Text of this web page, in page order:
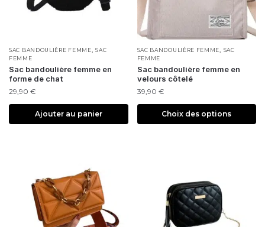
SAC BANDOULIÈRE FEMME,SAC
FEMME
Sac bandoulière femme en
forme de chat
29,90 €
Ajouter au panier
SAC BANDOULIÈRE FEMME, SAC
FEMME
Sac bandoulière femme en
velours côtelé
39,90 €
Choix des options